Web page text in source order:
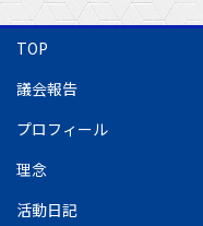
TOP
議会報告
プロフィール
理念
活動日記